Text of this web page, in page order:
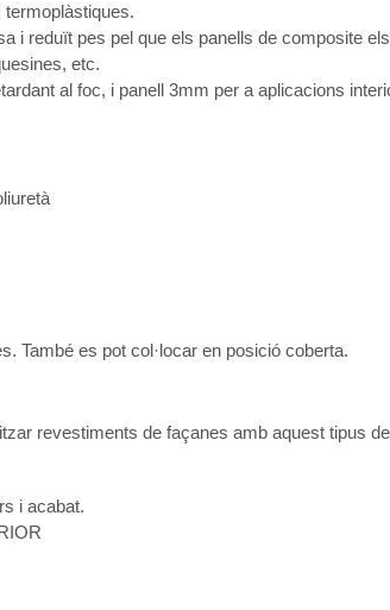
termoplàstiques.
i reduït pes pel que els panells de composite
etc.
al foc, i panell 3mm per a aplicacions
També es pot col·locar en posició coberta.
revestiments de façanes amb aquest tipus
i acabat.